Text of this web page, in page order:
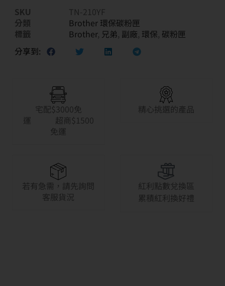
SKU
TN-210YF
分類
Brother 環保碳粉匣
標籤
Brother, 兄弟, 副廠, 環保, 碳粉匣
分享到:
宅配$3000免
運 超商$1500
免運
精心挑選的產品
若有急需，請先詢問
客服貨況
紅利點數兌換區
累積紅利換好禮